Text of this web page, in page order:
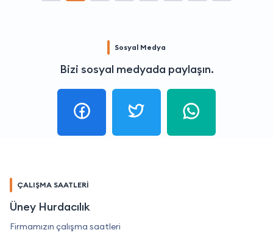
Sosyal Medya
Bizi sosyal medyada paylaşın.
ÇALIŞMA SAATLERİ
Üney Hurdacılık
Firmamızın çalışma saatleri